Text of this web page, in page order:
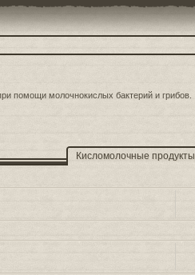
помощи молочнокислых бактерий и грибов.
Кисломолочные продукты